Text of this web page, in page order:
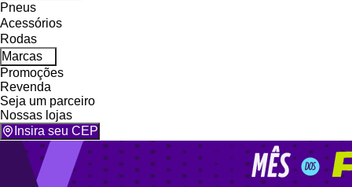
Pneus
Acessórios
Rodas
Marcas
Promoções
Revenda
Seja um parceiro
Nossas lojas
Insira seu CEP